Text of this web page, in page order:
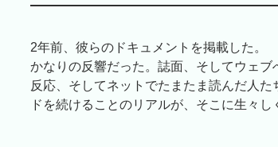
2年前、彼らのドキュメントを掲載した。
かなりの反響だった。誌面、そしてウェ
反応、そしてネットでたまたま読んだ人
ドを続けることのリアルが、そこに生々し